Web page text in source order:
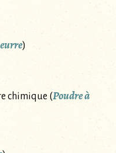
)
chimique (Poudre à